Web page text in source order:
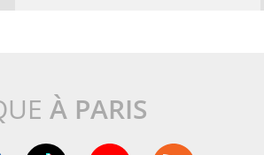
À PARIS